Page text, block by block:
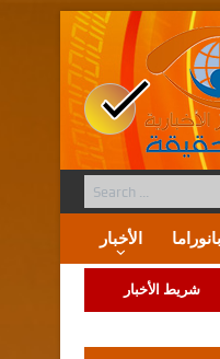
الأخبار بانوراما
شريط الأخبار